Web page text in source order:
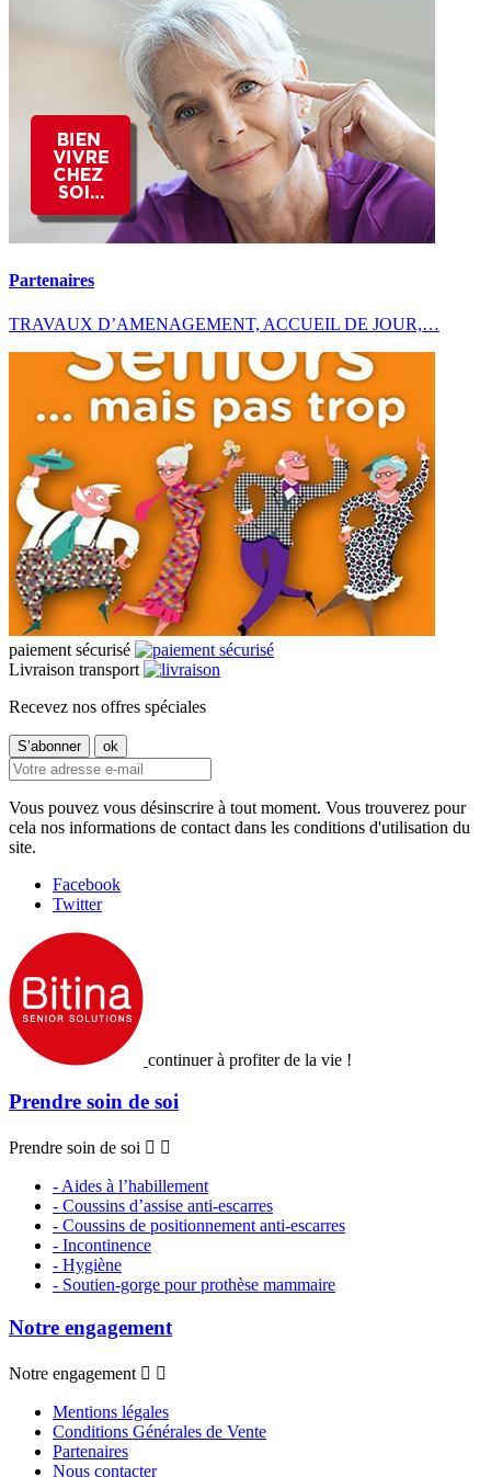
Partenaires
TRAVAUX D’AMENAGEMENT, ACCUEIL DE JOUR,…
paiement sécurisé
Livraison transport
Recevez nos offres spéciales
Vous pouvez vous désinscrire à tout moment. Vous trouverez pour
cela nos informations de contact dans les conditions d'utilisation du
site.
Facebook
Twitter
continuer à profiter de la vie !
Prendre soin de soi
Prendre soin de soi  
- Aides à l’habillement
- Coussins d’assise anti-escarres
- Coussins de positionnement anti-escarres
- Incontinence
- Hygiène
- Soutien-gorge pour prothèse mammaire
Notre engagement
Notre engagement  
Mentions légales
Conditions Générales de Vente
Partenaires
Nous contacter